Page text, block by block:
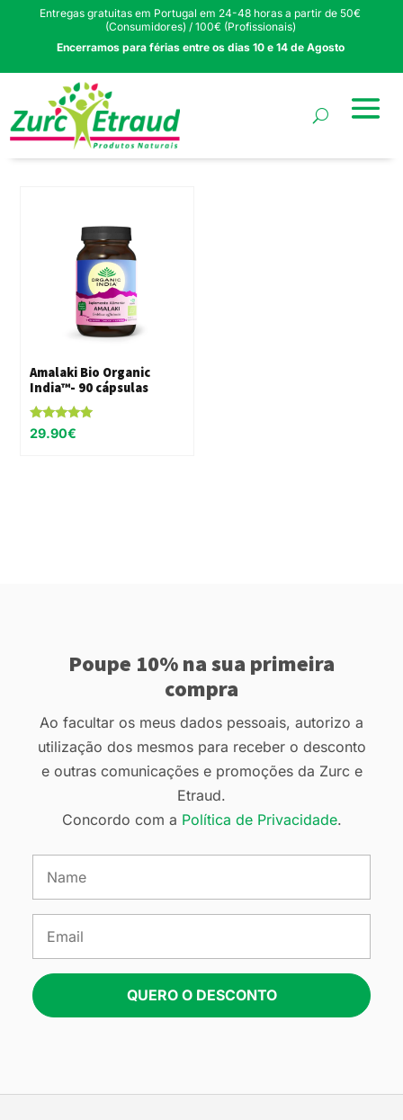
Entregas gratuitas em Portugal em 24-48 horas a partir de 50€
(Consumidores) / 100€ (Profissionais)
Encerramos para férias entre os dias 10 e 14 de Agosto
Amalaki Bio Organic
India™- 90 cápsulas
Avaliação
5.00
29.90€
Poupe 10% na sua primeira
compra
Ao facultar os meus dados pessoais, autorizo a
utilização dos mesmos para receber o desconto
e outras comunicações e promoções da Zurc e
Etraud.
Concordo com a Política de Privacidade.
QUERO O DESCONTO